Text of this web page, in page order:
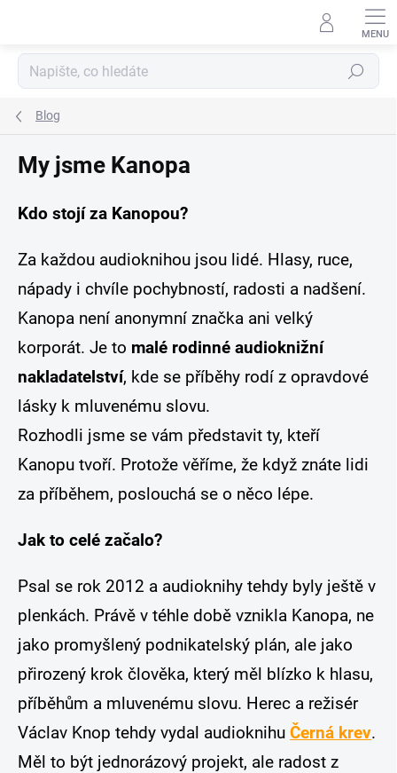
Hledat
Blog
My jsme Kanopa
Kdo stojí za Kanopou?
Za každou audioknihou jsou lidé. Hlasy, ruce,
nápady i chvíle pochybností, radosti a nadšení.
Kanopa není anonymní značka ani velký
korporát. Je to malé rodinné audioknižní
nakladatelství, kde se příběhy rodí z opravdové
lásky k mluvenému slovu.
Rozhodli jsme se vám představit ty, kteří
Kanopu tvoří. Protože věříme, že když znáte lidi
za příběhem, poslouchá se o něco lépe.
Jak to celé začalo?
Psal se rok 2012 a audioknihy tehdy byly ještě v
plenkách. Právě v téhle době vznikla Kanopa, ne
jako promyšlený podnikatelský plán, ale jako
přirozený krok člověka, který měl blízko k hlasu,
příběhům a mluvenému slovu. Herec a režisér
Václav Knop tehdy vydal audioknihu Černá krev.
Měl to být jednorázový projekt, ale radost z